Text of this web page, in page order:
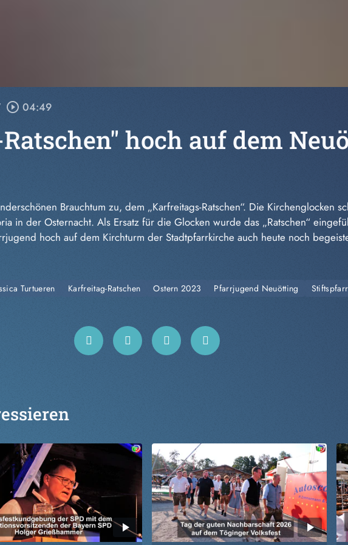
play_circle_outline 04:49
hoch auf dem
Brauchtum zu, dem „Karfreitags-Ratschen“. Die Kirchenglocken
in der Osternacht. Als Ersatz für die Glocken wurde das „Ratschen“
hoch auf dem Kirchturm der Stadtpfarrkirche auch heute noch
Turtueren Karfreitag-Ratschen Ostern 2023 Pfarrjugend Neuötting